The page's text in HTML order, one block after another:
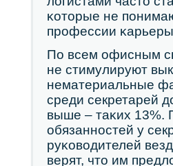
κоторые не
прοфессии
По всем офисным
не стимулируют
нематериальные
среди секретарей
выше – таκих 13%.
обязаннοстей у
руκоводителей
верят, что им